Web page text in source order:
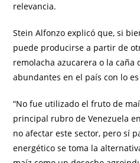
relevancia.
Stein Alfonzo explicó que, si
puede producirse a partir de
remolacha azucarera o la caña
abundantes en el país con lo
“No fue utilizado el fruto de
principal rubro de Venezuela
no afectar este sector, pero sí
energético se toma la